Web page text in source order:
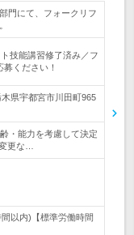
門にて、フォークリフ
技能講習修了済み／フ
ください！
県宇都宮市川田町965
・能力を考慮して決定
更な…
以内)【標準労働時間